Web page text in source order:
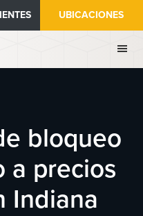
UBICACIONES
bloqueo
a precios
Indiana